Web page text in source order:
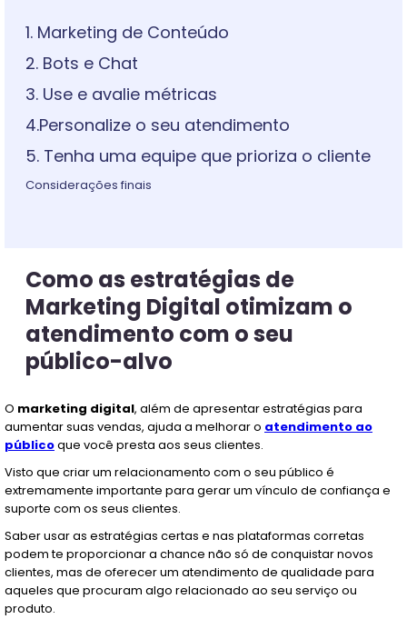
1. Marketing de Conteúdo
2. Bots e Chat
3. Use e avalie métricas
4.Personalize o seu atendimento
5. Tenha uma equipe que prioriza o cliente
Considerações finais
Como as estratégias de
Marketing Digital otimizam o
atendimento com o seu
público-alvo
O marketing digital, além de apresentar estratégias para
aumentar suas vendas, ajuda a melhorar o atendimento ao
públicoque você presta aos seus clientes.
Visto que criar um relacionamento com o seu público é
extremamente importante para gerar um vínculo de confiança e
suporte com os seus clientes.
Saber usar as estratégias certas e nas plataformas corretas
podem te proporcionar a chance não só de conquistar novos
clientes, mas de oferecer um atendimento de qualidade para
aqueles que procuram algo relacionado ao seu serviço ou
produto.